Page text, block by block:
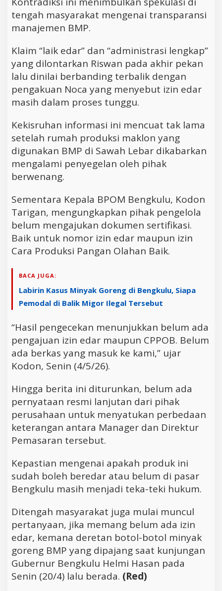
tengah masyarakat mengenai transparansi
manajemen BMP.
Klaim “laik edar” dan “administrasi lengkap”
yang dilontarkan Riswan pada akhir pekan
lalu dinilai berbanding terbalik dengan
pengakuan Noca yang menyebut izin edar
masih dalam proses tunggu.
Kekisruhan informasi ini mencuat tak lama
setelah rumah produksi maklon yang
digunakan BMP di Sawah Lebar dikabarkan
mengalami penyegelan oleh pihak
berwenang.
Sementara Kepala BPOM Bengkulu, Kodon
Tarigan, mengungkapkan pihak pengelola
belum mengajukan dokumen sertifikasi.
Baik untuk nomor izin edar maupun izin
Cara Produksi Pangan Olahan Baik.
BACA JUGA:
Labirin Kasus Minyak Goreng di Bengkulu, Siapa
Pemodal di Balik Migor Ilegal Tersebut
“Hasil pengecekan menunjukkan belum ada
pengajuan izin edar maupun CPPOB. Belum
ada berkas yang masuk ke kami,” ujar
Kodon, Senin (4/5/26).
Hingga berita ini diturunkan, belum ada
pernyataan resmi lanjutan dari pihak
perusahaan untuk menyatukan perbedaan
keterangan antara Manager dan Direktur
Pemasaran tersebut.
Kepastian mengenai apakah produk ini
sudah boleh beredar atau belum di pasar
Bengkulu masih menjadi teka-teki hukum.
Ditengah masyarakat juga mulai muncul
pertanyaan, jika memang belum ada izin
edar, kemana deretan botol-botol minyak
goreng BMP yang dipajang saat kunjungan
Gubernur Bengkulu Helmi Hasan pada
Senin (20/4) lalu berada. (Red)